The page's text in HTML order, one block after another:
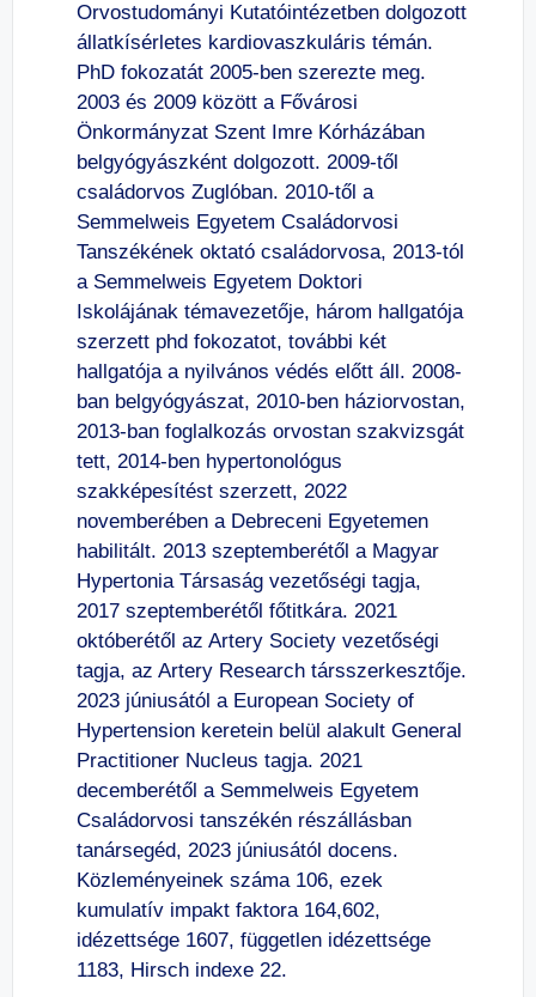
Orvostudományi Kutatóintézetben dolgozott
állatkísérletes kardiovaszkuláris témán.
PhD fokozatát 2005-ben szerezte meg.
2003 és 2009 között a Fővárosi
Önkormányzat Szent Imre Kórházában
belgyógyászként dolgozott. 2009-től
családorvos Zuglóban. 2010-től a
Semmelweis Egyetem Családorvosi
Tanszékének oktató családorvosa, 2013-tól
a Semmelweis Egyetem Doktori
Iskolájának témavezetője, három hallgatója
szerzett phd fokozatot, további két
hallgatója a nyilvános védés előtt áll. 2008-
ban belgyógyászat, 2010-ben háziorvostan,
2013-ban foglalkozás orvostan szakvizsgát
tett, 2014-ben hypertonológus
szakképesítést szerzett, 2022
novemberében a Debreceni Egyetemen
habilitált. 2013 szeptemberétől a Magyar
Hypertonia Társaság vezetőségi tagja,
2017 szeptemberétől főtitkára. 2021
októberétől az Artery Society vezetőségi
tagja, az Artery Research társszerkesztője.
2023 júniusától a European Society of
Hypertension keretein belül alakult General
Practitioner Nucleus tagja. 2021
decemberétől a Semmelweis Egyetem
Családorvosi tanszékén részállásban
tanársegéd, 2023 júniusától docens.
Közleményeinek száma 106, ezek
kumulatív impakt faktora 164,602,
idézettsége 1607, független idézettsége
1183, Hirsch indexe 22.